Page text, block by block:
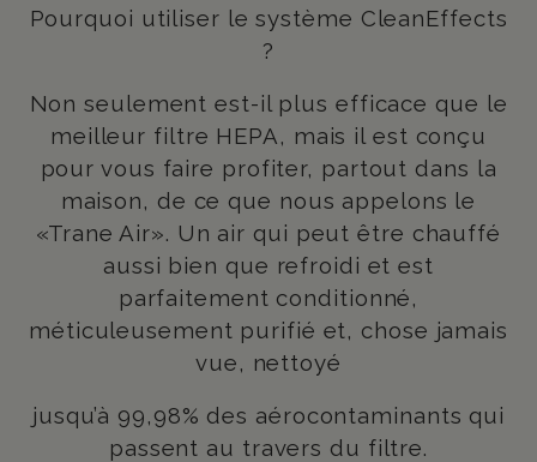
Pourquoi utiliser le système CleanEffects
?
Non seulement est-il plus efficace que le
meilleur filtre HEPA, mais il est conçu
pour vous faire profiter, partout dans la
maison, de ce que nous appelons le
«Trane Air». Un air qui peut être chauffé
aussi bien que refroidi et est
parfaitement conditionné,
méticuleusement purifié et, chose jamais
vue, nettoyé
jusqu’à 99,98% des aérocontaminants qui
passent au travers du filtre.